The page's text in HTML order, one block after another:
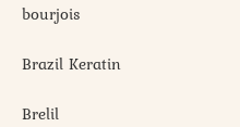
bourjois
Brazil Keratin
Brelil